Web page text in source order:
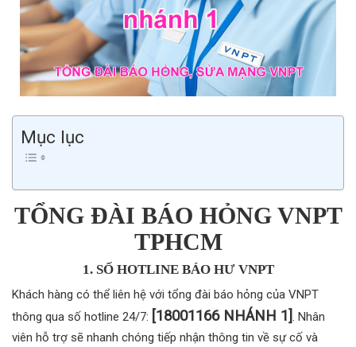
Mục lục
TỔNG ĐÀI BÁO HỎNG VNPT
TPHCM
1. SỐ HOTLINE BÁO HƯ VNPT
Khách hàng có thể liên hệ với tổng đài báo hỏng của VNPT
thông qua số hotline 24/7: [18001166 NHÁNH 1] . Nhân
viên hỗ trợ sẽ nhanh chóng tiếp nhận thông tin về sự cố và